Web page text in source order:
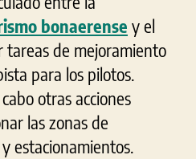
bonaerense y el
tareas de mejoramiento
para los pilotos.
otras acciones
las zonas de
estacionamientos.